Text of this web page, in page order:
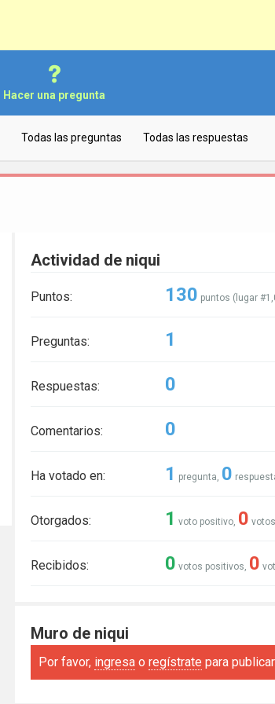
Hacer una pregunta
Todas las preguntas Todas las respuestas
Actividad de niqui
Puntos: 130 puntos (lugar #
Preguntas: 1
Respuestas: 0
Comentarios: 0
Ha votado en: 1 pregunta, 0
Otorgados: 1 voto positivo, 0
Recibidos: 0 votos positivos, 0
Muro de niqui
Por favor, ingresa oregístrate para